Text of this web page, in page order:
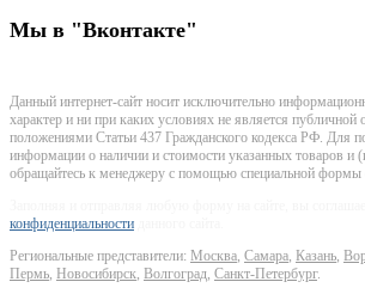
Мы в "Вконтакте"
Данный интернет-сайт носит исключительно
характер и ни при каких условиях не является публичной
положениями Статьи 437 Гражданского кодекса РФ. Для
информации о наличии и стоимости указанных товаров и
обращайтесь к менеджеру с помощью специальной формы
конфиденциальности
Региональные представители: Москва Самара Казань
Пермь Новосибирск Волгоград Санкт-Петербург.